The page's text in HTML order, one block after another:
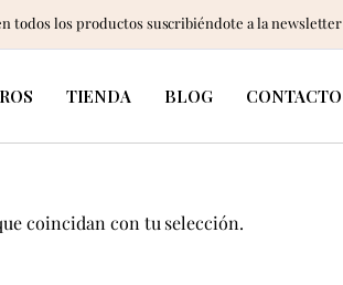
todos los productos suscribiéndote a la newsletter
TIENDA BLOG CONTACTO
coincidan con tu selección.